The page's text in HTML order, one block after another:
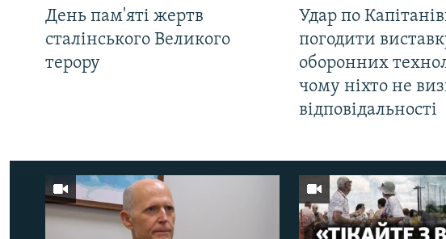
День пам'яті жертв
сталінського Великого
терору
Удар по
погодити
оборонних
чому ніхто не
відповідальності